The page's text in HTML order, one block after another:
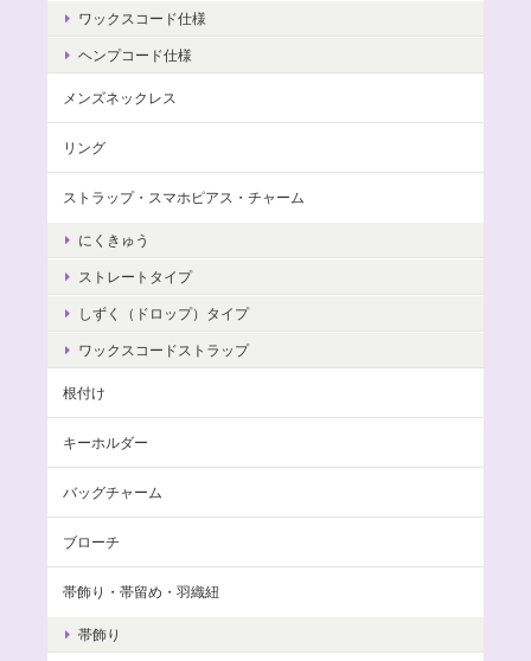
ワックスコード仕様
ヘンプコード仕様
メンズネックレス
リング
ストラップ・スマホピアス・チャーム
にくきゅう
ストレートタイプ
しずく（ドロップ）タイプ
ワックスコードストラップ
根付け
キーホルダー
バッグチャーム
ブローチ
帯飾り・帯留め・羽織紐
帯飾り